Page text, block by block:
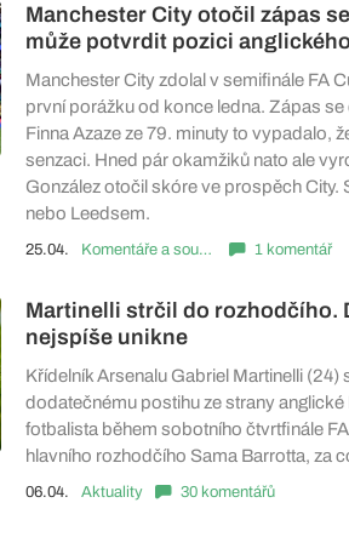
Manchester City otočil zápas
může potvrdit pozici
Manchester City zdolal v semifinále FA
první porážku od konce ledna. Zápas
Finna Azaze ze 79. minuty to vypadalo,
senzaci. Hned pár okamžiků nato ale
González otočil skóre ve prospěch City.
nebo Leedsem.
25.04. Komentáře a souhrny 1 komentář
Martinelli strčil do rozhodčího.
nejspíše unikne
Křídelník Arsenalu Gabriel Martinelli
dodatečnému postihu ze strany
fotbalista během sobotního čtvrtfinále
hlavního rozhodčího Sama Barrotta, za
06.04. Aktuality 30 komentářů